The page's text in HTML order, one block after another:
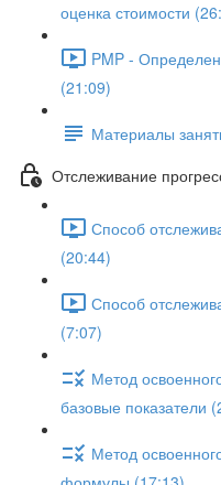
оценка стоимости
PMP -
(21:09)
Материалы
Отслеживание
Способ
(20:44)
Способ
(7:07)
Метод
базовые показатели
Метод